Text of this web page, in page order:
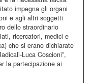
impegna gli organi
e agli altri soggetti
dello straordinario
ricercatori, medici e
che si erano dichiarate
Luca Coscioni”,
la partecipazione ai